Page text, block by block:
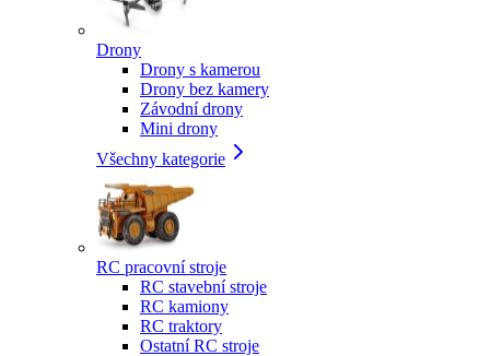
Drony
Drony s kamerou
Drony bez kamery
Závodní drony
Mini drony
Všechny kategorie
RC pracovní stroje
RC stavební stroje
RC kamiony
RC traktory
Ostatní RC stroje